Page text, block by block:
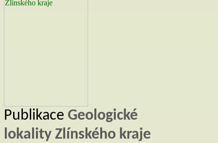
Publikace Geologické
lokality Zlínského kraje